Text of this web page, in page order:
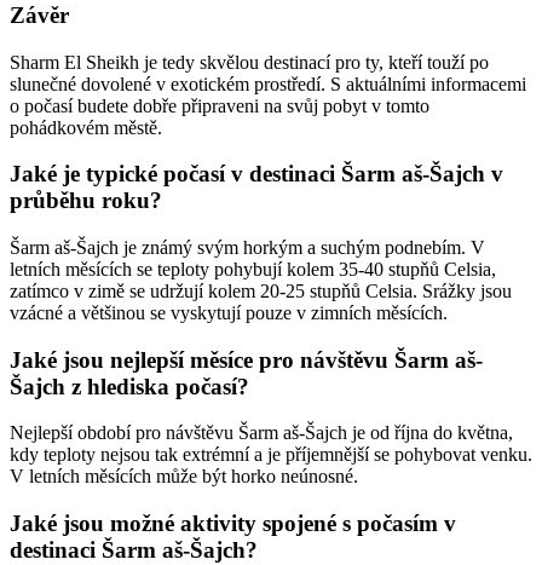
Závěr
Sharm El Sheikh je tedy skvělou destinací pro ty, kteří touží po
slunečné dovolené v exotickém prostředí. S aktuálními informacemi
o počasí budete dobře připraveni na svůj pobyt v tomto
pohádkovém městě.
Jaké je typické počasí v destinaci Šarm aš-Šajch v
průběhu roku?
Šarm aš-Šajch je známý svým horkým a suchým podnebím. V
letních měsících se teploty pohybují kolem 35-40 stupňů Celsia,
zatímco v zimě se udržují kolem 20-25 stupňů Celsia. Srážky jsou
vzácné a většinou se vyskytují pouze v zimních měsících.
Jaké jsou nejlepší měsíce pro návštěvu Šarm aš-
Šajch z hlediska počasí?
Nejlepší období pro návštěvu Šarm aš-Šajch je od října do května,
kdy teploty nejsou tak extrémní a je příjemnější se pohybovat venku.
V letních měsících může být horko neúnosné.
Jaké jsou možné aktivity spojené s počasím v
destinaci Šarm aš-Šajch?